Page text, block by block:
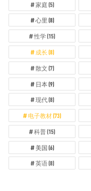
家庭 (5)
心里 (8)
性学(15)
成长 (8)
散文 (7)
日本 (9)
现代(8)
电子教材(73)
科普(15)
美国 (6)
英语(8)